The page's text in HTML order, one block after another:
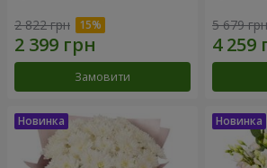
2 822 грн
Замовити
5 679 грн